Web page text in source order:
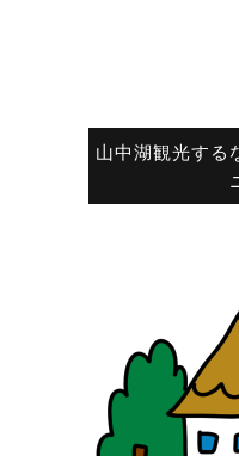
山中湖観光する